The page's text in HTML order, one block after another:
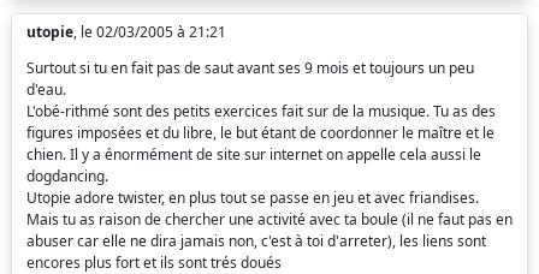
utopie, le 02/03/2005 à 21:21
Surtout si tu en fait pas de saut avant ses 9 mois et toujours un peu
d'eau.
L'obé-rithmé sont des petits exercices fait sur de la musique. Tu as des
figures imposées et du libre, le but étant de coordonner le maître et le
chien. Il y a énormément de site sur internet on appelle cela aussi le
dogdancing.
Utopie adore twister, en plus tout se passe en jeu et avec friandises.
Mais tu as raison de chercher une activité avec ta boule (il ne faut pas en
abuser car elle ne dira jamais non, c'est à toi d'arreter), les liens sont
encores plus fort et ils sont trés doués